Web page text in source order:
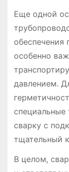
Еще одной
обеспечения
особенно
давлением.
специальные
сварку с
тщательный
В целом,